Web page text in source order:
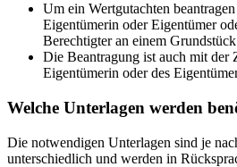
Um ein Wertgutachten
Eigentümerin oder Eigentümer
Berechtigter an einem
Die Beantragung ist auch mit der
Eigentümerin oder des
Welche Unterlagen werden
Die notwendigen Unterlagen sind je
unterschiedlich und werden in